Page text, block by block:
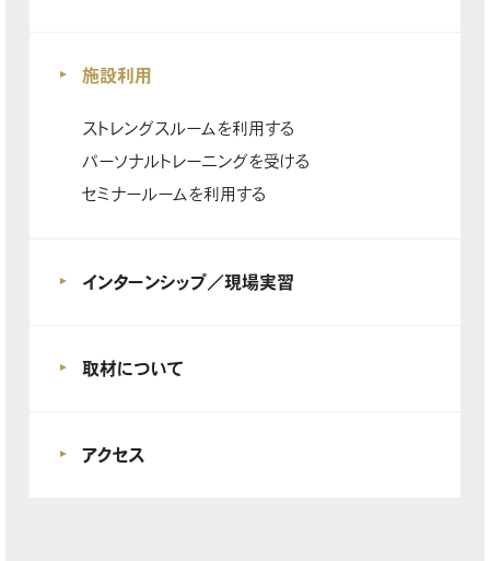
施設利用
ストレングスルームを利用する
パーソナルトレーニングを受ける
セミナールームを利用する
インターンシップ／現場実習
取材について
アクセス